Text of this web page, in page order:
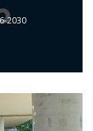
2030